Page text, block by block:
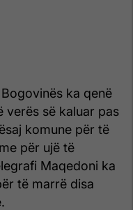
ka qenë
verës së kaluar pas
komune për të
për ujë të
Maqedoni ka
të marrë disa